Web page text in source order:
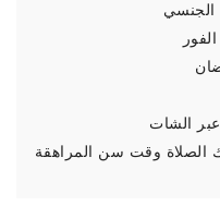
الجنسي
الشات
الصلاة وقت سن المراهقة